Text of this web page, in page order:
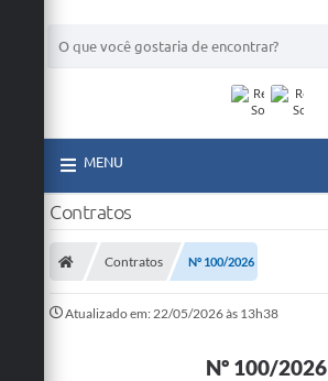
MENU
Contratos
Contratos Nº 100/2026
Atualizado em: 22/05/2026 às 13h38
Nº 100/2026